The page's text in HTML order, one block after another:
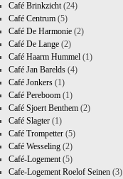
Café Brinkzicht(24)
Café Centrum(5)
Café De Harmonie(2)
Café De Lange(2)
Café Haarm Hummel(1)
Café Jan Barelds(4)
Café Jonkers(1)
Café Pereboom(1)
Café Sjoert Benthem(2)
Café Slagter(1)
Café Trompetter(5)
Café Wesseling(2)
Café-Logement(5)
Cafe-Logement Roelof Seinen(3)